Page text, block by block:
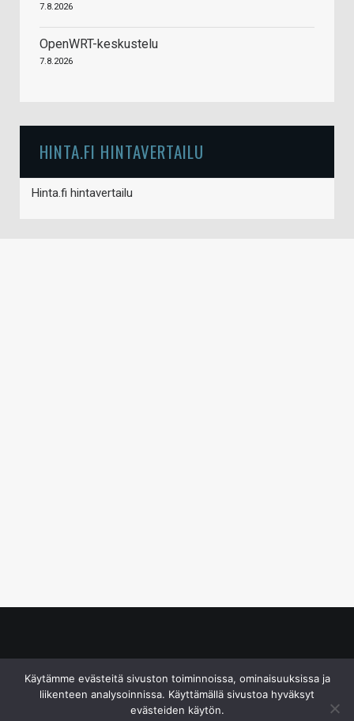
7.8.2026
OpenWRT-keskustelu
7.8.2026
HINTA.FI HINTAVERTAILU
Hinta.fi hintavertailu
Käytämme evästeitä sivuston toiminnoissa, ominaisuuksissa ja
liikenteen analysoinnissa. Käyttämällä sivustoa hyväksyt
evästeiden käytön.